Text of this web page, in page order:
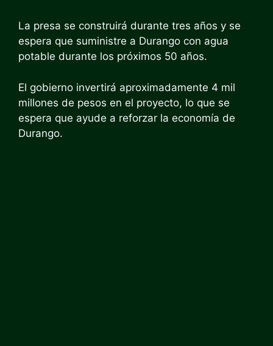
La presa se construirá durante tres años y se
espera que suministre a Durango con agua
potable durante los próximos 50 años.
El gobierno invertirá aproximadamente 4 mil
millones de pesos en el proyecto, lo que se
espera que ayude a reforzar la economía de
Durango.